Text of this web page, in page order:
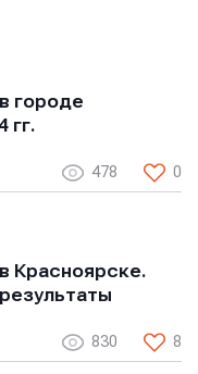
городе
гг.
478 0
Красноярске.
830 8
соглашаетесь с
данных
соглашаетесь с
данных
соглашаетесь с
данных